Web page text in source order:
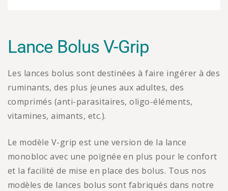
Lance Bolus V-Grip
Les lances bolus sont destinées à faire ingérer à des
ruminants, des plus jeunes aux adultes, des
comprimés (anti-parasitaires, oligo-éléments,
vitamines, aimants, etc.).
Le modèle V-grip est une version de la lance
monobloc avec une poignée en plus pour le confort
et la facilité de mise en place des bolus. Tous nos
modèles de lances bolus sont fabriqués dans notre